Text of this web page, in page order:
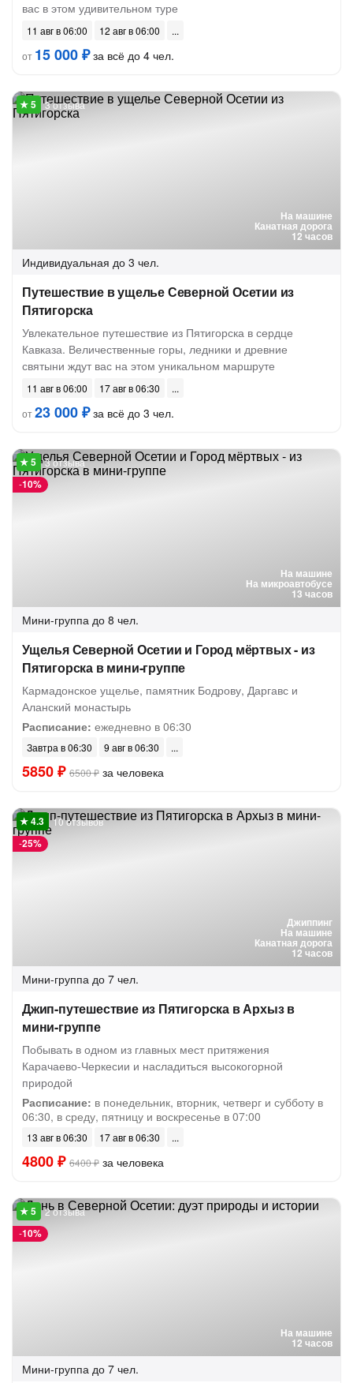
вас в этом удивительном туре
11 авг в 06:00
12 авг в 06:00
от 15 000 ₽за всё до 4 чел.
На машине
Канатная дорога
12 часов
3 отзыва
Индивидуальная до 3 чел.
Путешествие в ущелье Северной Осетии из
Пятигорска
Увлекательное путешествие из Пятигорска в сердце
Кавказа. Величественные горы, ледники и древние
святыни ждут вас на этом уникальном маршруте
11 авг в 06:00
17 авг в 06:30
от23 000 ₽за всё до 3 чел.
На машине
На микроавтобусе
13 часов
-10%
3 отзыва
Мини-группа до 8 чел.
Ущелья Северной Осетии и Город мёртвых - из
Пятигорска в мини-группе
Кармадонское ущелье, памятник Бодрову, Даргавс и
Аланский монастырь
Расписание: ежедневно в 06:30
Завтра в 06:30 9 авг в 06:30
5850 ₽ 6500 ₽ за человека
Джиппинг
На машине
Канатная дорога
12 часов
-25%
10 отзывов
Мини-группа до 7 чел.
Джип-путешествие из Пятигорска в Архыз в
мини-группе
Побывать в одном из главных мест притяжения
Карачаево-Черкесии и насладиться высокогорной
природой
Расписание: в понедельник, вторник, четверг и субботу в
06:30, в среду, пятницу и воскресенье в 07:00
13 авг в 06:30 17 авг в 06:30
4800 ₽ 6400 ₽ за человека
На машине
12 часов
-10%
2 отзыва
Мини-группа до 7 чел.